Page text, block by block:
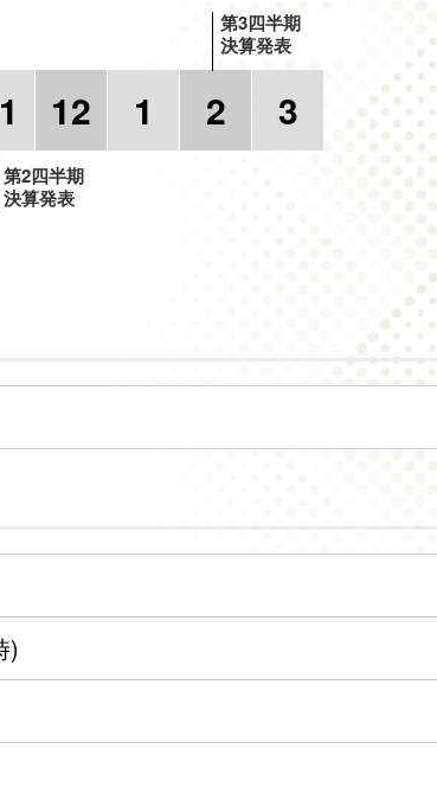
第2四半期
決算発表
12 1 2
第3四半期
決算発表
3
)